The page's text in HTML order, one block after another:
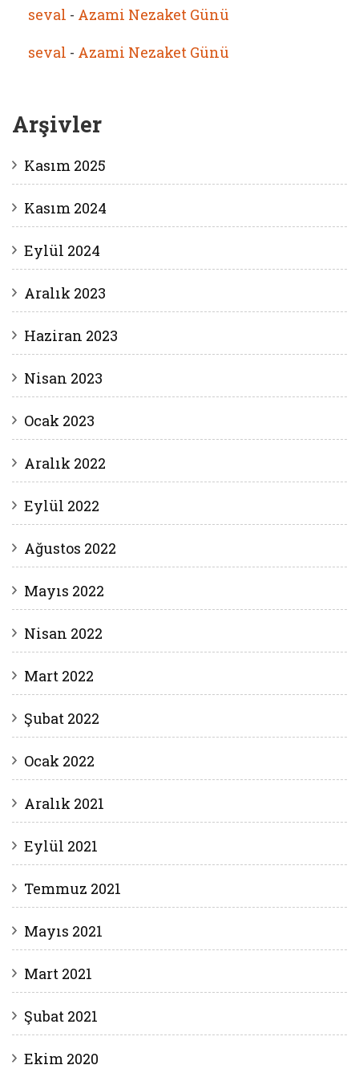
seval - Azami Nezaket Günü
seval - Azami Nezaket Günü
Arşivler
Kasım 2025
Kasım 2024
Eylül 2024
Aralık 2023
Haziran 2023
Nisan 2023
Ocak 2023
Aralık 2022
Eylül 2022
Ağustos 2022
Mayıs 2022
Nisan 2022
Mart 2022
Şubat 2022
Ocak 2022
Aralık 2021
Eylül 2021
Temmuz 2021
Mayıs 2021
Mart 2021
Şubat 2021
Ekim 2020